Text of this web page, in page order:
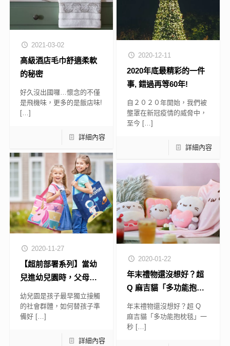
2021-03-02
高級酒店毛巾舒適柔軟
的秘密
好久沒出國囉…懷念的不僅
是飛機味，更多的是飯店味!
[…]
詳細內容
2020-12-11
2020年底最精彩的一件
事, 錯過再等60年!
自２０２０年開始，我們被
壟罩在新冠疫情的威脅中，
至今 […]
詳細內容
2020-11-27
【超前部署系列】當幼
兒進幼兒園時，父母會
需要知道的5件事
幼兒園是孩子最早獨立接觸
的社會群體，如何替孩子準
備好 […]
詳細內容
2020-01-22
年末禮物還沒想好？超
Q 麻吉貓「多功能抱枕
毯」一秒耍萌，拿出手
閨蜜們絕對都搶著收～
年末禮物還沒想好？超 Q
麻吉貓「多功能抱枕毯」一
秒 […]